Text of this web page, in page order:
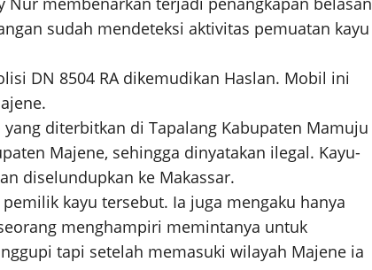
sudah mendeteksi aktivitas pemuatan kayu
DN 8504 RA dikemudikan Haslan. Mobil ini
diterbitkan di Tapalang Kabupaten Mamuju
Majene, sehingga dinyatakan ilegal. Kayu-
diselundupkan ke Makassar.
kayu tersebut. Ia juga mengaku hanya
menghampiri memintanya untuk
tapi setelah memasuki wilayah Majene ia